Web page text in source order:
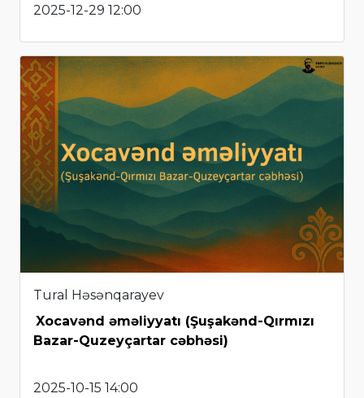
2025-12-29 12:00
Tural Həsənqarayev
Xocavənd əməliyyatı (Şuşakənd-Qırmızı
Bazar-Quzeyçartar cəbhəsi)
2025-10-15 14:00